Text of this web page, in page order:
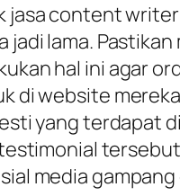
jasa content
jadi lama.
hal ini agar
di website
yang terdapat
media